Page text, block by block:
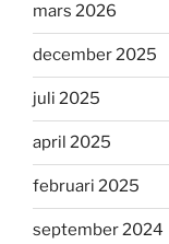
mars 2026
december 2025
juli 2025
april 2025
februari 2025
september 2024